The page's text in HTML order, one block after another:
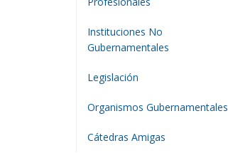
Instituciones No
Gubernamentales
Legislación
Organismos Gubernamentales
Cátedras Amigas